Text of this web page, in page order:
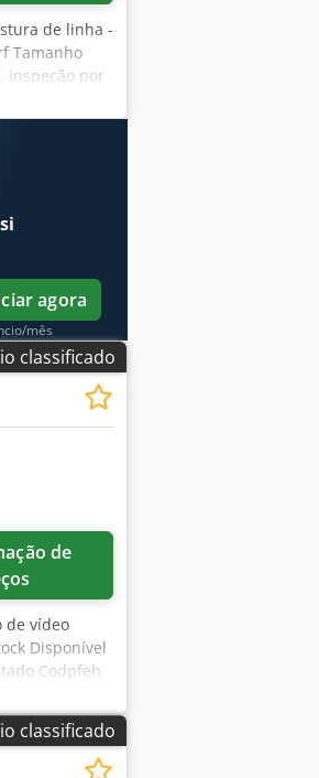
de linha -
Tamanho
Inspeção por
em
Pode ser
agora
mês
classificado
de vídeo
Disponível
Codpfeh
classificado